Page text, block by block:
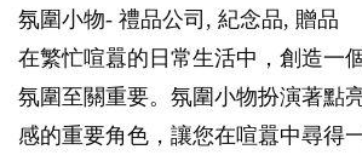
氛圍小物- 禮品公司, 紀念品, 贈品
在繁忙喧囂的日常生活中，創造一
氛圍至關重要。氛圍小物扮演著點
感的重要角色，讓您在喧囂中尋得